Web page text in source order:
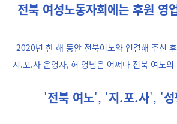
전북 여성노동자회에는 후원 영
2020년 한 해 동안 전북여노와 연결해 주신
지.포.사 운영자, 허 영님은 어쩌다 전북 여노
'전북 여노', '지.포.사', '